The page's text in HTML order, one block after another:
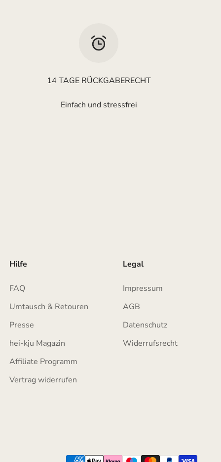
14 TAGE RÜCKGABERECHT
Einfach und stressfrei
Hilfe
FAQ
Umtausch & Retouren
Presse
hei-kju Magazin
Affiliate Programm
Vertrag widerrufen
Legal
Impressum
AGB
Datenschutz
Widerrufsrecht